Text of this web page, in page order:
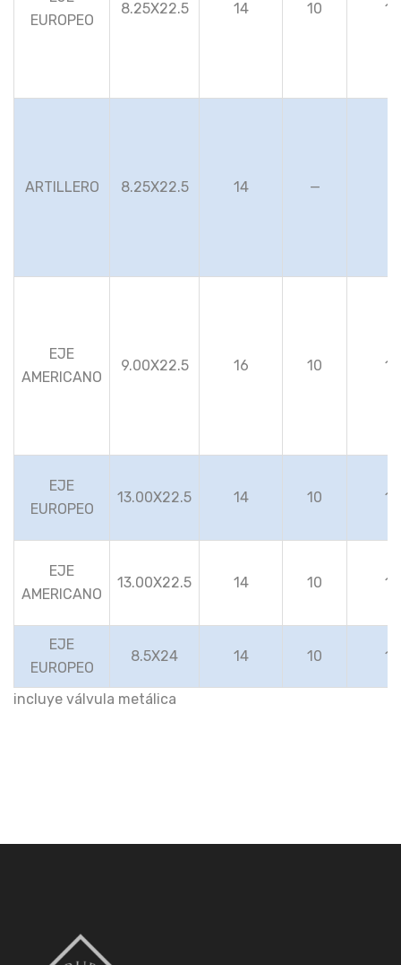
EUROPEO
8.25X22.5 14 10 10
ARTILLERO 8.25X22.5 14 —
EJE
AMERICANO
9.00X22.5 16 10 10
EJE
EUROPEO
13.00X22.5 14 10 10
EJE
AMERICANO
13.00X22.5 14 10 10
EJE
EUROPEO
8.5X24 14 10 10
incluye válvula metálica